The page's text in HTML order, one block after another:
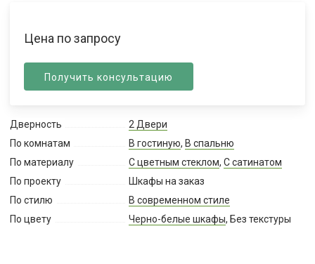
Цена по запросу
Получить консультацию
Дверность
2 Двери
По комнатам
В гостиную, В спальню
По материалу
С цветным стеклом, С сатинатом
По проекту
Шкафы на заказ
По стилю
В современном стиле
По цвету
Черно-белые шкафы, Без текстуры